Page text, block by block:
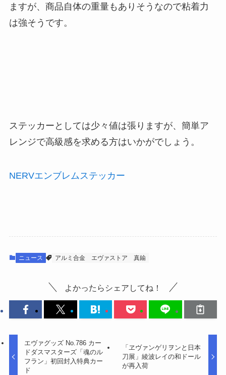
ますが、商品自体の重量もありそうなので粘着力
は強そうです。
ステッカーとしては少々値は張りますが、簡単ア
レンジで高級感を求める方はいかがでしょう。
NERVエンブレムステッカー
ニュース アルミ合金 エヴァストア 真鍮
よかったらシェアしてね！
エヴァグッズ No.786 カー
ドダスマスターズ「魂のル
フラン」初回封入特典カー
ド
「ヱヴァンゲリヲンと日本
刀展」綾波レイの和ドール
が再入荷